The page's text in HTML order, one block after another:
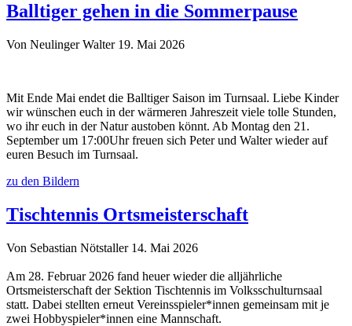
Balltiger gehen in die Sommerpause
Von Neulinger Walter 19. Mai 2026
Mit Ende Mai endet die Balltiger Saison im Turnsaal. Liebe Kinder
wir wünschen euch in der wärmeren Jahreszeit viele tolle Stunden,
wo ihr euch in der Natur austoben könnt. Ab Montag den 21.
September um 17:00Uhr freuen sich Peter und Walter wieder auf
euren Besuch im Turnsaal.
zu den Bildern
Tischtennis Ortsmeisterschaft
Von Sebastian Nötstaller 14. Mai 2026
Am 28. Februar 2026 fand heuer wieder die alljährliche
Ortsmeisterschaft der Sektion Tischtennis im Volksschulturnsaal
statt. Dabei stellten erneut Vereinsspieler*innen gemeinsam mit je
zwei Hobbyspieler*innen eine Mannschaft.